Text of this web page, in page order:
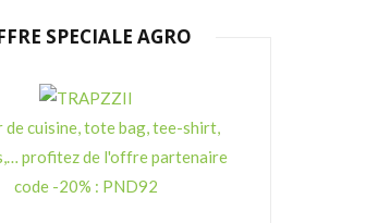
SPECIALE AGRO
de cuisine, tote bag, tee-shirt,
profitez de l'offre partenaire
code -20% : PND92